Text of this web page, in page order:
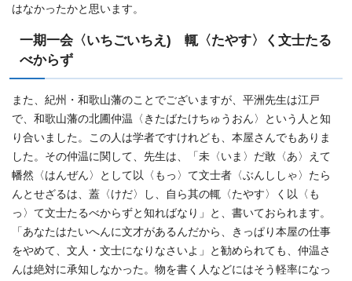
はなかったかと思います。
一期一会〈いちごいちえ) 輒〈たやす〉く文士たる
べからず
また、紀州・和歌山藩のことでございますが、平洲先生は江戸
で、和歌山藩の北圃仲温〈きたばたけちゅうおん〉という人と知
り合いました。この人は学者ですけれども、本屋さんでもありま
した。その仲温に関して、先生は、「未〈いま〉だ敢〈あ〉えて
幡然〈はんぜん〉として以〈もっ〉て文士者〈ぶんししゃ〉たら
んとせざるは、蓋〈けだ〉し、自ら其の輒〈たやす〉く以〈も
っ〉て文士たるべからずと知ればなり」と、書いておられます。
「あなたはたいへんに文才があるんだから、きっぱり本屋の仕事
をやめて、文人・文士になりなさいよ」と勧められても、仲温さ
んは絶対に承知しなかった。物を書く人などにはそう軽率になっ